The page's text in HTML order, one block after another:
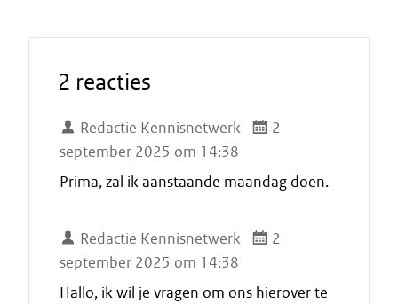
2 reacties
Redactie Kennisnetwerk
2
september 2025 om 14:38
Prima, zal ik aanstaande maandag doen.
Redactie Kennisnetwerk
2
september 2025 om 14:38
Hallo, ik wil je vragen om ons hierover te